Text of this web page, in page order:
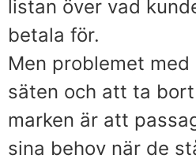
listan över vad
betala för.
Men problemet
säten och att ta
marken är att
sina behov när de